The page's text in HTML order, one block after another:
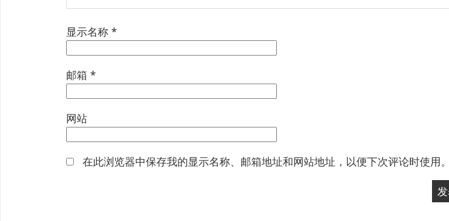
显示名称 *
邮箱 *
网站
在此浏览器中保存我的显示名称、邮箱地址和网站地址，以便下次评论时使用。